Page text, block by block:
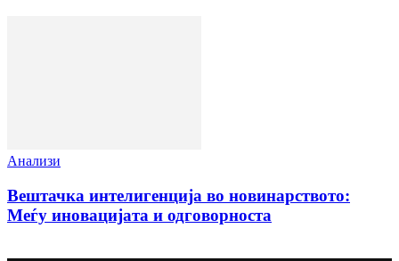
Анализи
Вештачка интелигенција во новинарството:
Меѓу иновацијата и одговорноста